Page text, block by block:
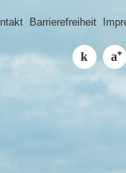
Barrierefreiheit